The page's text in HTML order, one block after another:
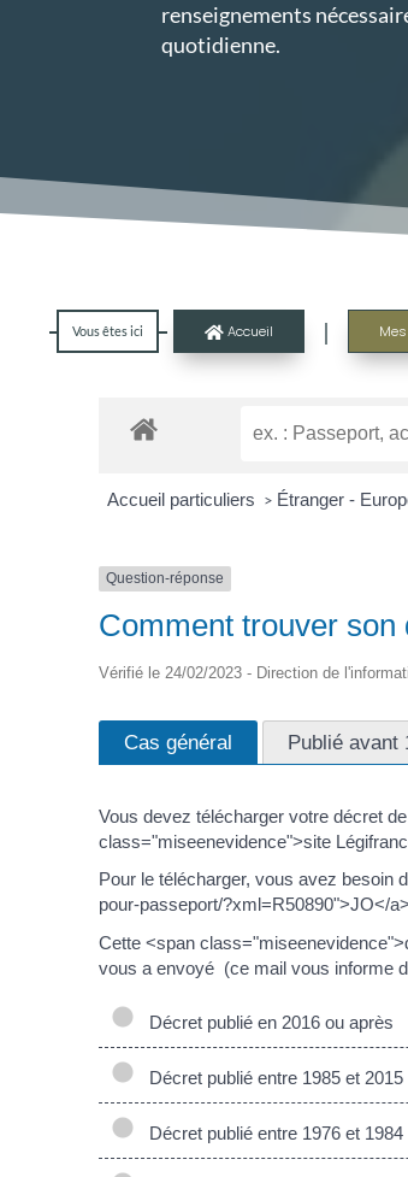
renseignements
quotidienne.
Vous êtes ici  Accueil |
Accueil particuliers > Étranger -
Question-réponse
Comment trouver
Vérifié le 24/02/2023 - Direction de
Cas général Publié avant
Vous devez télécharger votre décret
class="miseenevidence">site
Pour le télécharger, vous avez besoin
pour-passeport/?xml=R50890">JO</
Cette <span
vous a envoyé (ce mail vous informe
Décret publié en 2016 ou après
Décret publié entre 1985 et 2015
Décret publié entre 1976 et 1984